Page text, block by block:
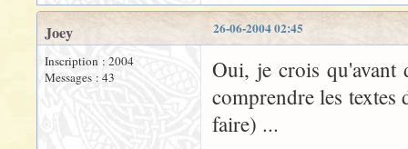
26-06-2004 02:45
Joey
Inscription : 2004
Messages : 43
Oui, je crois qu'avant
comprendre les textes
faire) ...